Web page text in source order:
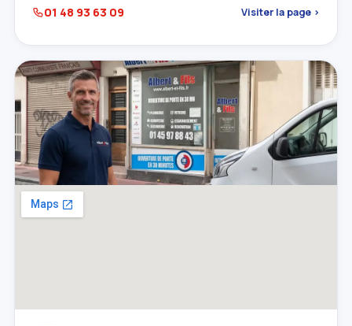
01 48 93 63 09 Visiter la page ›